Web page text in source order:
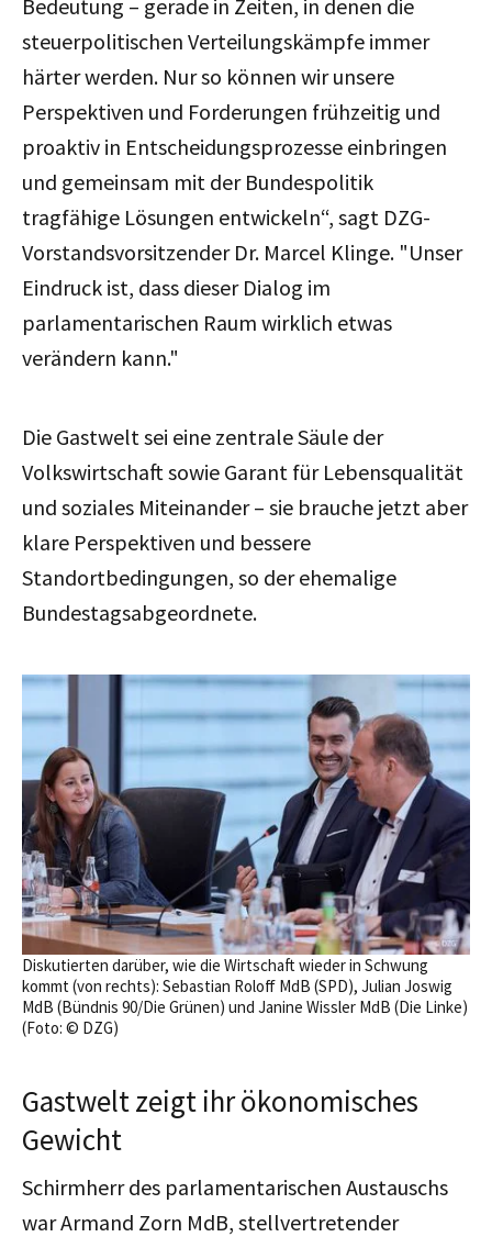
Bedeutung – gerade in Zeiten, in denen die
steuerpolitischen Verteilungskämpfe immer
härter werden. Nur so können wir unsere
Perspektiven und Forderungen frühzeitig und
proaktiv in Entscheidungsprozesse einbringen
und gemeinsam mit der Bundespolitik
tragfähige Lösungen entwickeln“, sagt DZG-
Vorstandsvorsitzender Dr. Marcel Klinge. "Unser
Eindruck ist, dass dieser Dialog im
parlamentarischen Raum wirklich etwas
verändern kann."
Die Gastwelt sei eine zentrale Säule der
Volkswirtschaft sowie Garant für Lebensqualität
und soziales Miteinander – sie brauche jetzt aber
klare Perspektiven und bessere
Standortbedingungen, so der ehemalige
Bundestagsabgeordnete.
Diskutierten darüber, wie die Wirtschaft wieder in Schwung
kommt (von rechts): Sebastian Roloff MdB (SPD), Julian Joswig
MdB (Bündnis 90/Die Grünen) und Janine Wissler MdB (Die Linke)
(Foto: © DZG)
Gastwelt zeigt ihr ökonomisches
Gewicht
Schirmherr des parlamentarischen Austauschs
war Armand Zorn MdB, stellvertretender